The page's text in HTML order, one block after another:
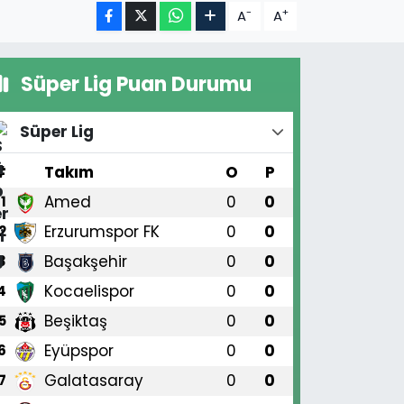
A- A+
Süper Lig Puan Durumu
Süper Lig
Takım O P
1 Amed 0 0
Erzurumspor FK 0 0
Başakşehir 0 0
Kocaelispor 0 0
Beşiktaş 0 0
Eyüpspor 0 0
Galatasaray 0 0